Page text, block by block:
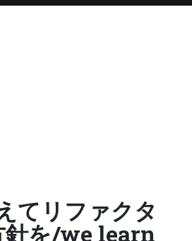
てリファクタ
針を/we learn